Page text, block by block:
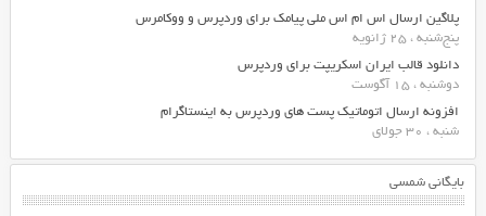
پلاگین ارسال اس ام اس ملی پیامک برای وردپرس و ووکامرس
پنج‌شنبه ، 25 ژانویه
دانلود قالب ایران اسکریپت برای وردپرس
دوشنبه ، 15 آگوست
افزونه ارسال اتوماتیک پست های وردپرس به اینستاگرام
شنبه ، 30 جولای
بایگانی شمسی